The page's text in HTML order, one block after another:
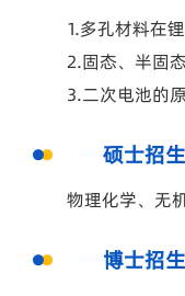
1.多孔材料在
2.固态、半固
3.二次电池的
硕士招
物理化学、无
博士招